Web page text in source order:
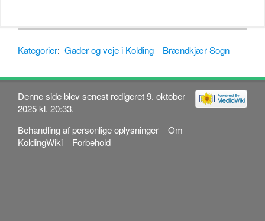
Kategorier: Gader og veje i Kolding Brændkjær Sogn
Denne side blev senest redigeret 9. oktober
2025 kl. 20:33.
Behandling af personlige oplysninger
Om
KoldingWiki
Forbehold